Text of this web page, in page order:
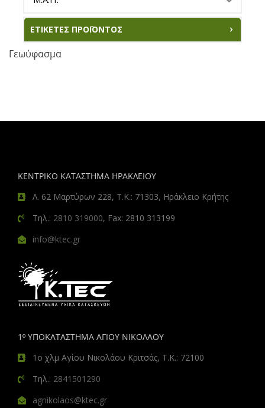
ΕΤΙΚΈΤΕΣ ΠΡΟΪΌΝΤΟΣ
Γεωύφασμα
ΚΕΝΤΡΙΚΟ ΚΑΤΑΣΤΗΜΑ ΗΡΑΚΛΕΙΟΥ
Λ. 62 Μαρτύρων 228, Τ.Κ.: 71303, Ηράκλειο Κρήτης
Τηλ.: 2810 319000, Fax: 2810 313199
info@ktec.gr
1º ΥΠΟΚΑΤΑΣΤΗΜΑ ΑΓΙΟΥ ΝΙΚΟΛΑΟΥ
1ο χλμ Αγίου Νικολάου Κριτσάς, Τ.Κ.: 72100
Τηλ.: 2841501290
agnikolaos@ktec.gr